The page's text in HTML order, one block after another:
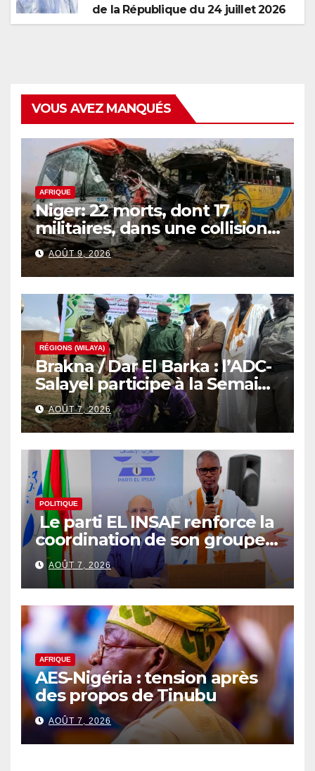
de la République du 24 juillet 2026
VOUS AVEZ MANQUÉS
AFRIQUE
Niger: 22 morts, dont 17
militaires, dans une collision
de 2 bus
AOÛT 9, 2026
RÉGIONS (WILAYA)
Brakna / Dar El Barka : l’ADC-
Salayel participe à la Semaine
nationale de l’arbre
AOÛT 7, 2026
POLITIQUE
Le parti EL INSAF renforce la
coordination de son groupe
parlementaire
AOÛT 7, 2026
AFRIQUE
AES-Nigéria : tension après
des propos de Tinubu
AOÛT 7, 2026